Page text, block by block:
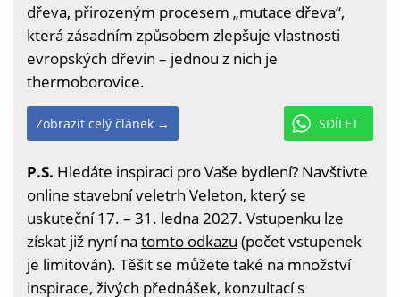
dřeva, přirozeným procesem „mutace dřeva“,
která zásadním způsobem zlepšuje vlastnosti
evropských dřevin – jednou z nich je
thermoborovice.
SDÍLET
Zobrazit celý článek →
P.S. Hledáte inspiraci pro Vaše bydlení? Navštivte
online stavební veletrh Veleton, který se
uskuteční 17. – 31. ledna 2027. Vstupenku lze
získat již nyní na tomto odkazu (počet vstupenek
je limitován). Těšit se můžete také na množství
inspirace, živých přednášek, konzultací s